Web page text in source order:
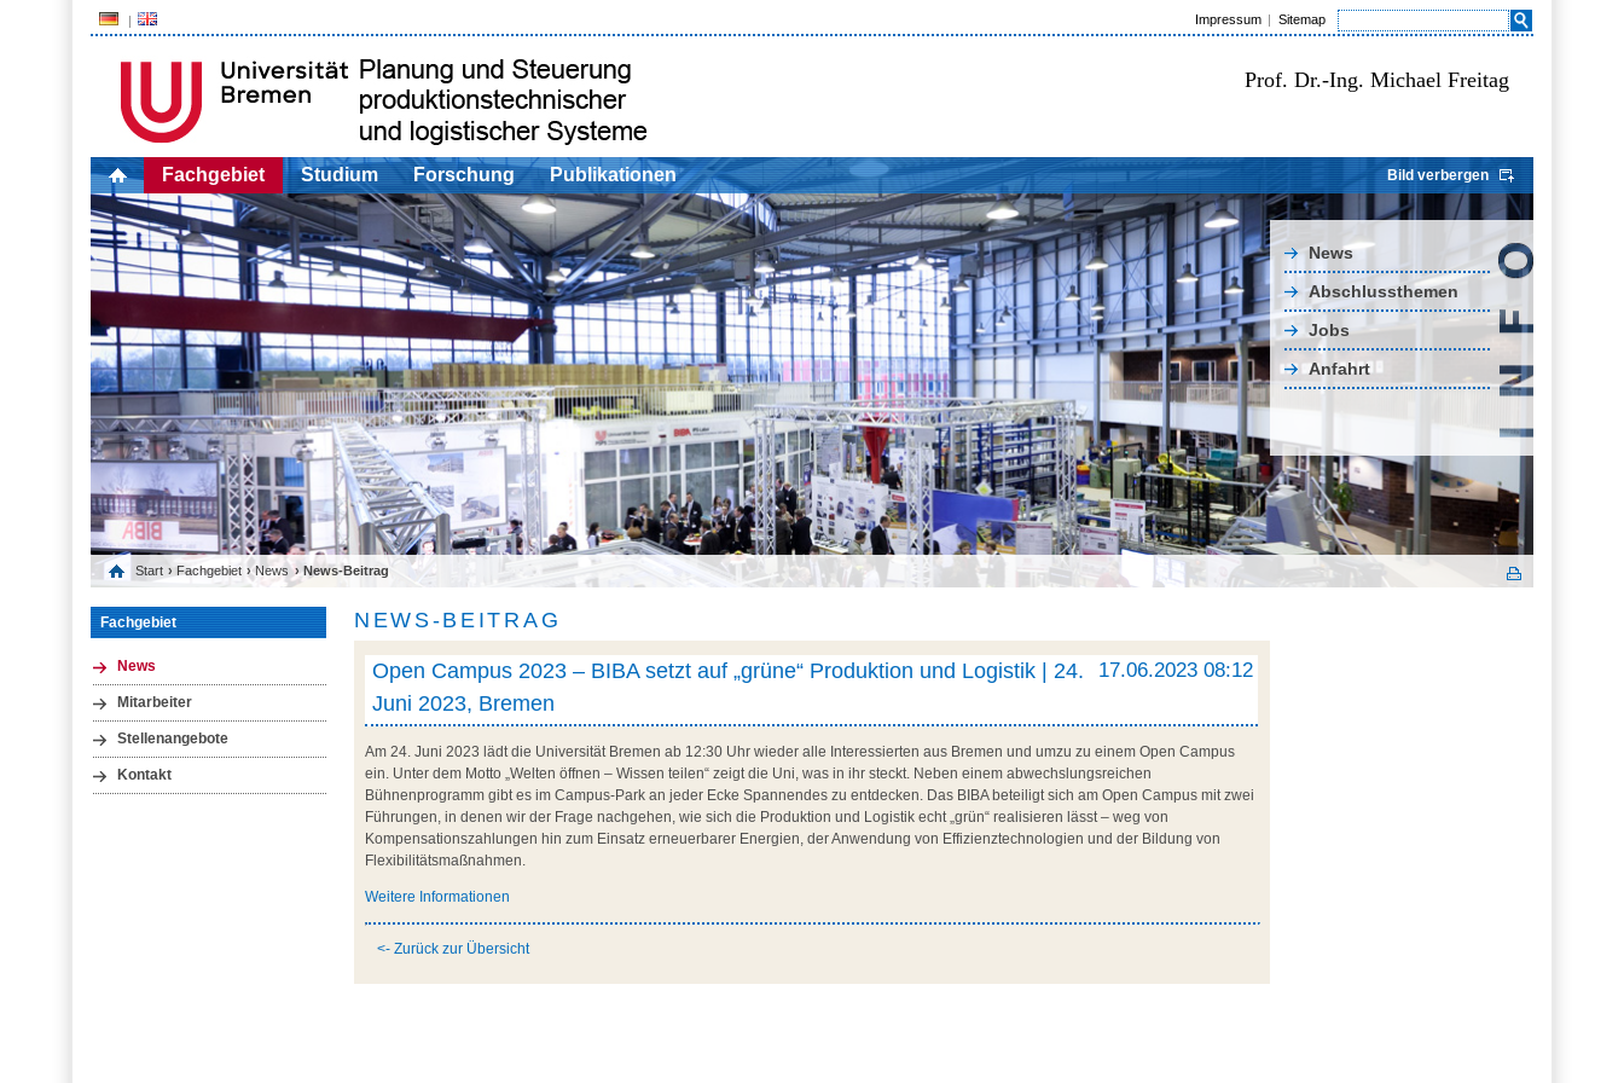
Impressum Sitemap
Prof. Dr.-Ing. Michael Freitag
Fachgebiet Studium Forschung Publikationen Bild verbergen
News
Abschlussthemen
Jobs
Anfahrt
Start › Fachgebiet ›News › News-Beitrag
Fachgebiet
News
Mitarbeiter
Stellenangebote
Kontakt
NEWS-BEITRAG
17.06.2023 08:12
Open Campus 2023 – BIBA setzt auf „grüne“ Produktion und Logistik | 24.
Juni 2023, Bremen
Am 24. Juni 2023 lädt die Universität Bremen ab 12:30 Uhr wieder alle Interessierten aus Bremen und umzu zu einem Open Campus
ein. Unter dem Motto „Welten öffnen – Wissen teilen“ zeigt die Uni, was in ihr steckt. Neben einem abwechslungsreichen
Bühnenprogramm gibt es im Campus-Park an jeder Ecke Spannendes zu entdecken. Das BIBA beteiligt sich am Open Campus mit zwei
Führungen, in denen wir der Frage nachgehen, wie sich die Produktion und Logistik echt „grün“ realisieren lässt – weg von
Kompensationszahlungen hin zum Einsatz erneuerbarer Energien, der Anwendung von Effizienztechnologien und der Bildung von
Flexibilitätsmaßnahmen.
Weitere Informationen
<- Zurück zur Übersicht